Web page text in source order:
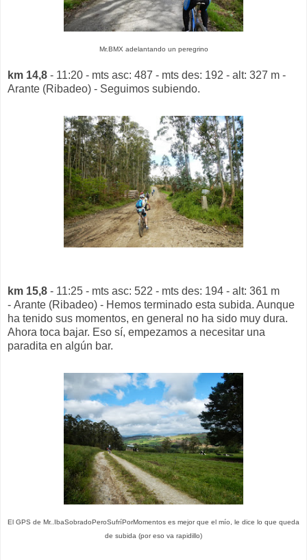
Mr.BMX adelantando un peregrino
km 14,8 - 11:20 - mts asc: 487 - mts des: 192 - alt: 327 m -
Arante (Ribadeo) - Seguimos subiendo.
km 15,8 - 11:25 - mts asc: 522 - mts des: 194 - alt: 361 m
- Arante (Ribadeo) - Hemos terminado esta subida. Aunque
ha tenido sus momentos, en general no ha sido muy dura.
Ahora toca bajar. Eso sí, empezamos a necesitar una
paradita en algún bar.
El GPS de Mr..IbaSobradoPeroSufríPorMomentos es mejor que el mío, le dice lo que queda
de subida (por eso va rapidillo)